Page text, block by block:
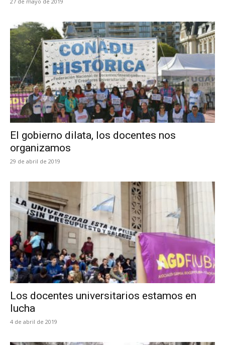
El gobierno dilata, los docentes nos
organizamos
29 de abril de 2019
Los docentes universitarios estamos en
lucha
4 de abril de 2019